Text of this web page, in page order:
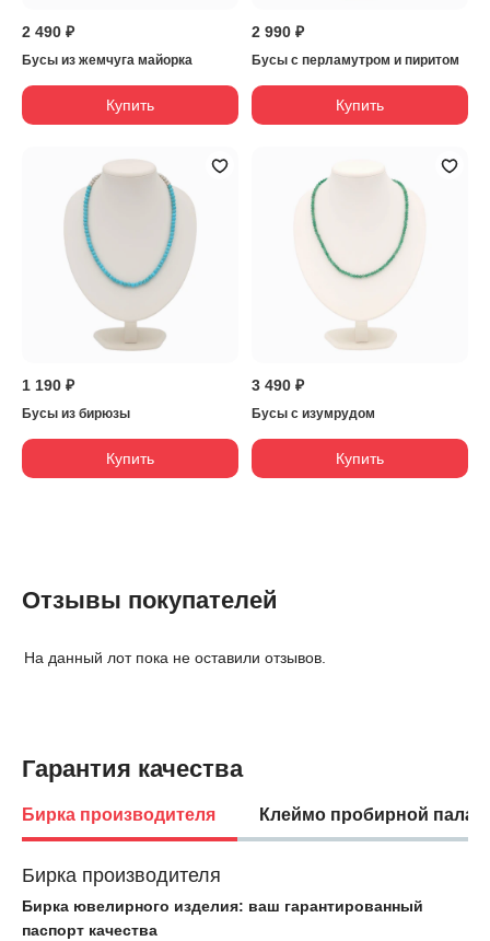
2 490 ₽
Бусы из жемчуга майорка
Купить
2 990 ₽
Бусы с перламутром и пиритом
Купить
1 190 ₽
Бусы из бирюзы
Купить
3 490 ₽
Бусы с изумрудом
Купить
Отзывы покупателей
На данный лот пока не оставили отзывов.
Гарантия качества
Бирка производителя Клеймо пробирной
Бирка производителя
Бирка ювелирного изделия: ваш гарантированный
паспорт качества